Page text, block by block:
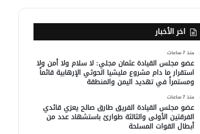
اخر الأخبار
منذ 7 ساعات
عضو مجلس القيادة عثمان مجلي: لا سلام ولا أمن ولا
استقرار ما دام مشروع مليشيا الحوثي الإرهابية قائماً
ومستمراً في تهديد اليمن والمنطقة
منذ 7 ساعات
عضو مجلس القيادة الفريق طارق صالح يعزي قائدي
الفرقتين الأولى والثالثة طوارئ باستشهاد عدد من
أبطال القوات المسلحة